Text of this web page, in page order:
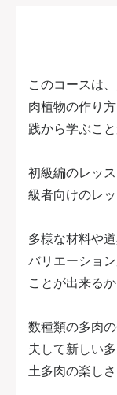
このコースは
肉植物の作り
践から学ぶこ
初級編のレッ
級者向けのレ
多様な材料や
バリエーショ
ことが出来るか
数種類の多肉
夫して新しい
土多肉の楽し